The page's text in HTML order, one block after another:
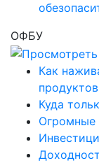
ОФБУ
Как
продуктов
Куда